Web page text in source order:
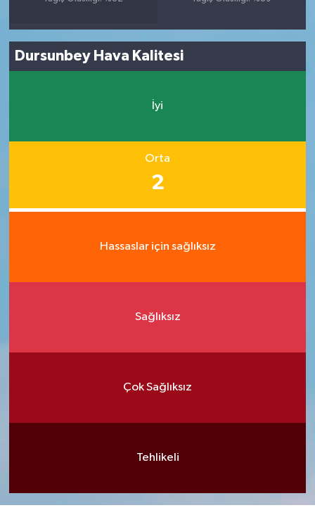
Dursunbey Hava Kalitesi
İyi
Orta
2
Hassaslar için sağlıksız
Sağlıksız
Çok Sağlıksız
Tehlikeli